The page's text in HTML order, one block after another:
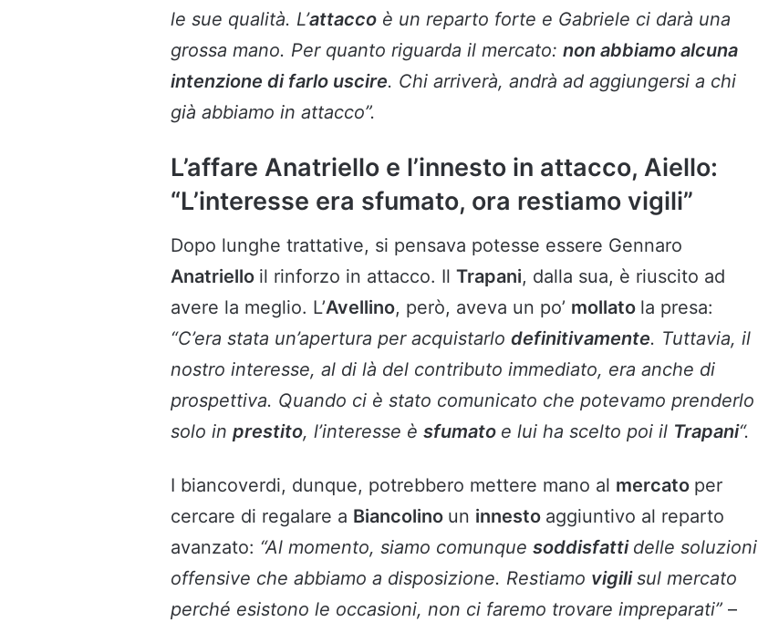
le sue qualità. L’attacco è un reparto forte e Gabriele ci darà una
grossa mano. Per quanto riguarda il mercato: non abbiamo alcuna
intenzione di farlo uscire. Chi arriverà, andrà ad aggiungersi a chi
già abbiamo in attacco”.
L’affare Anatriello e l’innesto in attacco, Aiello:
“L’interesse era sfumato, ora restiamo vigili”
Dopo lunghe trattative, si pensava potesse essere Gennaro
Anatriello il rinforzo in attacco. Il Trapani, dalla sua, è riuscito ad
avere la meglio. L’Avellino, però, aveva un po’ mollato la presa:
“C’era stata un’apertura per acquistarlo definitivamente. Tuttavia, il
nostro interesse, al di là del contributo immediato, era anche di
prospettiva. Quando ci è stato comunicato che potevamo prenderlo
solo in prestito, l’interesse è sfumato e lui ha scelto poi il Trapani“.
I biancoverdi, dunque, potrebbero mettere mano al mercato per
cercare di regalare a Biancolino un innesto aggiuntivo al reparto
avanzato: “Al momento, siamo comunque soddisfatti delle soluzioni
offensive che abbiamo a disposizione. Restiamo vigilisul mercato
perché esistono le occasioni, non ci faremo trovare impreparati” –